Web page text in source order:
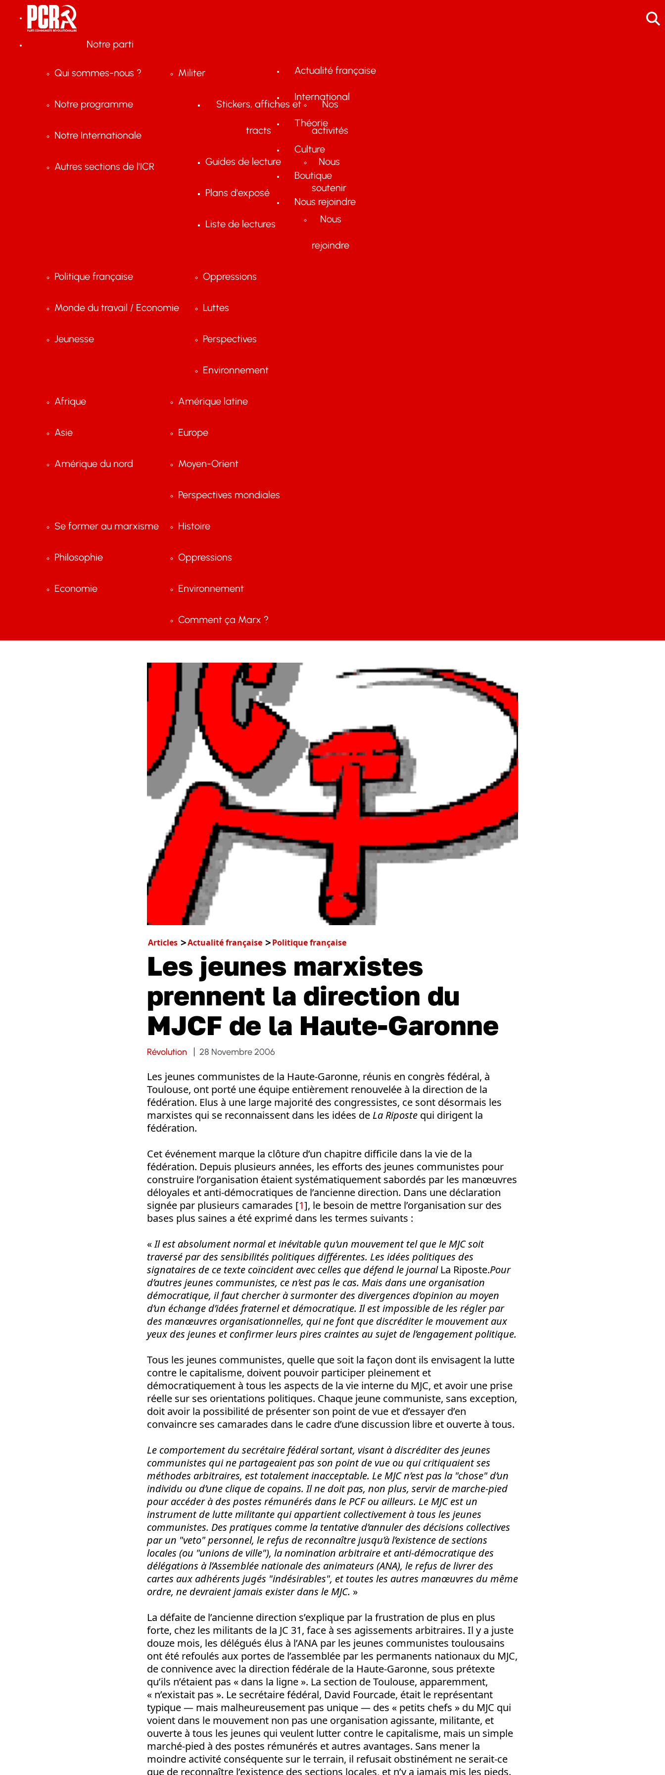
Notre parti
Qui sommes-nous ?
Notre programme
Notre Internationale
Autres sections de l'ICR
Militer
Stickers, affiches et
tracts
Guides de lecture
Plans d'exposé
Liste de lectures
Nos
activités
Nous
soutenir
Nous
rejoindre
Actualité française
Politique française
Monde du travail / Economie
Jeunesse
Oppressions
Luttes
Perspectives
Environnement
International
Afrique
Asie
Amérique du nord
Amérique latine
Europe
Moyen-Orient
Perspectives mondiales
Théorie
Se former au marxisme
Philosophie
Economie
Histoire
Oppressions
Environnement
Comment ça Marx ?
Culture
Boutique
Nous rejoindre
Articles Actualité française Politique française
Les jeunes marxistes
prennent la direction du
MJCF de la Haute-Garonne
Révolution 28 Novembre 2006
Les jeunes communistes de la Haute-Garonne, réunis en congrès fédéral, à
Toulouse, ont porté une équipe entièrement renouvelée à la direction de la
fédération. Elus à une large majorité des congressistes, ce sont désormais les
marxistes qui se reconnaissent dans les idées de La Riposte qui dirigent la
fédération.
Cet événement marque la clôture d’un chapitre difficile dans la vie de la
fédération. Depuis plusieurs années, les efforts des jeunes communistes pour
construire l’organisation étaient systématiquement sabordés par les manœuvres
déloyales et anti-démocratiques de l’ancienne direction. Dans une déclaration
signée par plusieurs camarades [1], le besoin de mettre l’organisation sur des
bases plus saines a été exprimé dans les termes suivants :
«Il est absolument normal et inévitable qu’un mouvement tel que le MJC soit
traversé par des sensibilités politiques différentes. Les idées politiques des
signataires de ce texte coïncident avec celles que défend le journalLa Riposte.Pour
d’autres jeunes communistes, ce n’est pas le cas. Mais dans une organisation
démocratique, il faut chercher à surmonter des divergences d’opinion au moyen
d’un échange d’idées fraternel et démocratique. Il est impossible de les régler par
des manœuvres organisationnelles, qui ne font que discréditer le mouvement aux
yeux des jeunes et confirmer leurs pires craintes au sujet de l’engagement politique.
Tous les jeunes communistes, quelle que soit la façon dont ils envisagent la lutte
contre le capitalisme, doivent pouvoir participer pleinement et
démocratiquement à tous les aspects de la vie interne du MJC, et avoir une prise
réelle sur ses orientations politiques. Chaque jeune communiste, sans exception,
doit avoir la possibilité de présenter son point de vue et d’essayer d’en
convaincre ses camarades dans le cadre d’une discussion libre et ouverte à tous.
Le comportement du secrétaire fédéral sortant, visant à discréditer des jeunes
communistes qui ne partageaient pas son point de vue ou qui critiquaient ses
méthodes arbitraires, est totalement inacceptable. Le MJC n’est pas la "chose" d’un
individu ou d’une clique de copains. Il ne doit pas, non plus, servir de marche-pied
pour accéder à des postes rémunérés dans le PCF ou ailleurs. Le MJC est un
instrument de lutte militante qui appartient collectivement à tous les jeunes
communistes. Des pratiques comme la tentative d’annuler des décisions collectives
par un "veto" personnel, le refus de reconnaître jusqu’à l’existence de sections
locales (ou "unions de ville"), la nomination arbitraire et anti-démocratique des
délégations à l’Assemblée nationale des animateurs (ANA), le refus de livrer des
cartes aux adhérents jugés "indésirables", et toutes les autres manœuvres du même
ordre, ne devraient jamais exister dans le MJC. »
La défaite de l’ancienne direction s’explique par la frustration de plus en plus
forte, chez les militants de la JC 31, face à ses agissements arbitraires. Il y a juste
douze mois, les délégués élus à l’ANA par les jeunes communistes toulousains
ont été refoulés aux portes de l’assemblée par les permanents nationaux du MJC,
de connivence avec la direction fédérale de la Haute-Garonne, sous prétexte
qu’ils n’étaient pas « dans la ligne ». La section de Toulouse, apparemment,
« n’existait pas ». Le secrétaire fédéral, David Fourcade, était le représentant
typique — mais malheureusement pas unique — des « petits chefs » du MJC qui
voient dans le mouvement non pas une organisation agissante, militante, et
ouverte à tous les jeunes qui veulent lutter contre le capitalisme, mais un simple
marché-pied à des postes rémunérés et autres avantages. Sans mener la
moindre activité conséquente sur le terrain, il refusait obstinément ne serait-ce
que de reconnaître l’existence des sections locales, et n’y a jamais mis les pieds.